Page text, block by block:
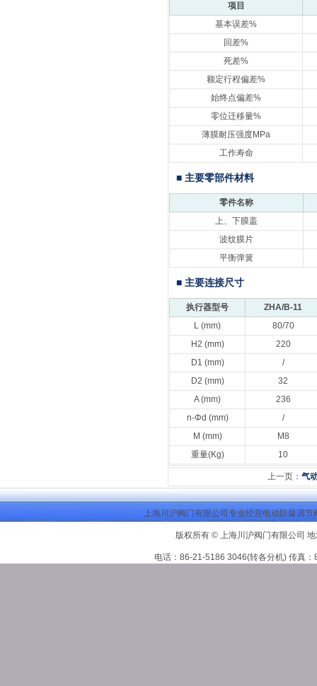
项目
基本误差%
回差%
死差%
额定行程偏差%
始终点偏差%
零位迁移量%
薄膜耐压强度MPa
工作寿命
■ 主要零部件材料
零件名称
上、下膜盖
波纹膜片
平衡弹簧
■ 主要连接尺寸
执行器型号
ZHA/B-11
L (mm)
80/70
H2 (mm)
220
D1 (mm)
/
D2 (mm)
32
A (mm)
236
n-Φd (mm)
/
M (mm)
M8
重量(Kg)
10
上一页： 气
上海川沪阀门有限公司专业经营电动防爆调
版权所有 © 上海川沪阀门有限公司
电话：86-21-5186 3046(转各分机) 传真